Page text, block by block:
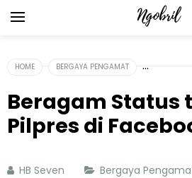
HOME BERGAYA PENGAMAT
Beragam Status
Pilpres di
HB Seven Bergaya